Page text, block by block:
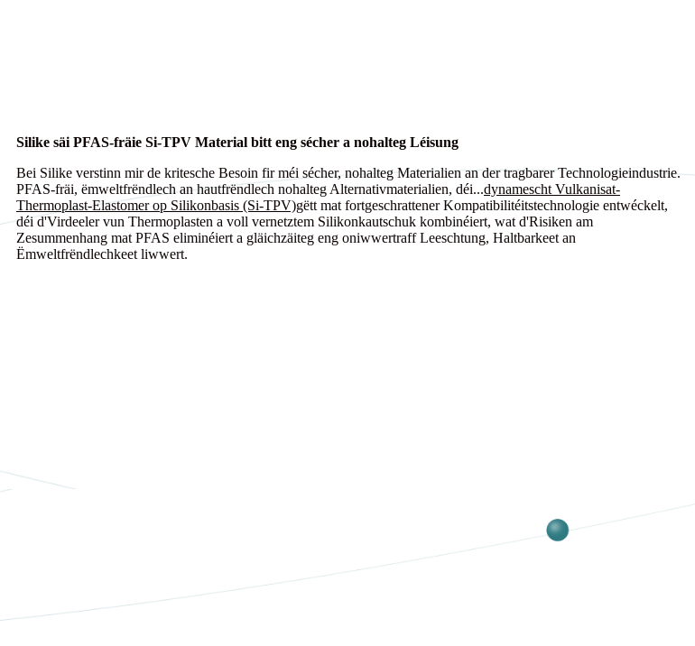
Silike säi PFAS-fräie Si-TPV Material bitt eng sécher a nohalteg Léisung
Bei Silike verstinn mir de kritesche Besoin fir méi sécher, nohalteg Materialien an der tragbarer Technologieindustrie.
PFAS-fräi, ëmweltfrëndlech an hautfrëndlech nohalteg Alternativmaterialien, déi...dynamescht Vulkanisat-
Thermoplast-Elastomer op Silikonbasis (Si-TPV)gëtt mat fortgeschrattener Kompatibilitéitstechnologie entwéckelt,
déi d'Virdeeler vun Thermoplasten a voll vernetztem Silikonkautschuk kombinéiert, wat d'Risiken am
Zesummenhang mat PFAS eliminéiert a gläichzäiteg eng oniwwertraff Leeschtung, Haltbarkeet an
Ëmweltfrëndlechkeet liwwert.